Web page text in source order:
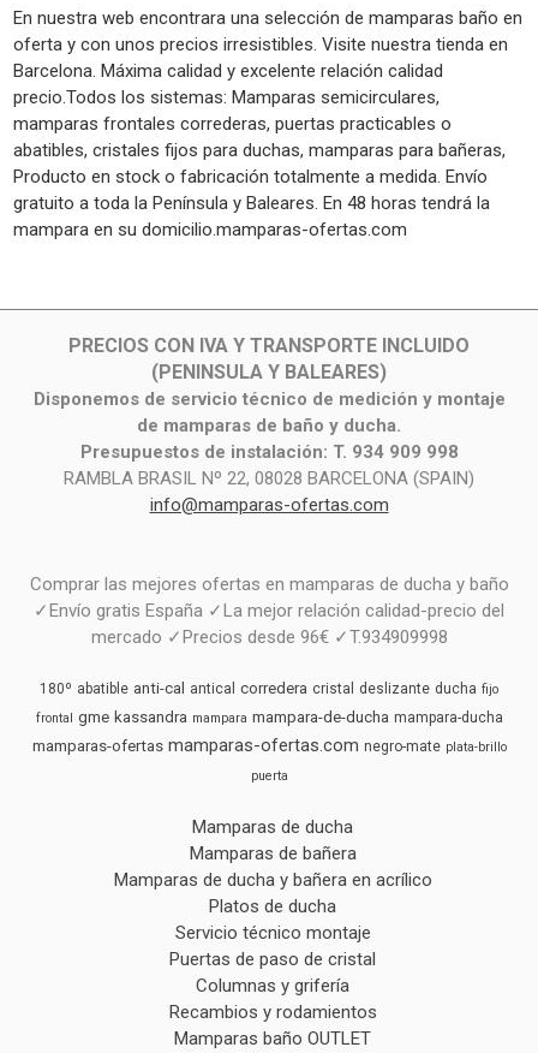
En nuestra web encontrara una selección de mamparas baño en
oferta y con unos precios irresistibles. Visite nuestra tienda en
Barcelona. Máxima calidad y excelente relación calidad
precio.Todos los sistemas: Mamparas semicirculares,
mamparas frontales correderas, puertas practicables o
abatibles, cristales fijos para duchas, mamparas para bañeras,
Producto en stock o fabricación totalmente a medida. Envío
gratuito a toda la Península y Baleares. En 48 horas tendrá la
mampara en su domicilio.mamparas-ofertas.com
PRECIOS CON IVA Y TRANSPORTE INCLUIDO
(PENINSULA Y BALEARES)
Disponemos de servicio técnico de medición y montaje
de mamparas de baño y ducha.
Presupuestos de instalación: T. 934 909 998
RAMBLA BRASIL Nº 22, 08028 BARCELONA (SPAIN)
info@mamparas-ofertas.com
Comprar las mejores ofertas en mamparas de ducha y baño
✓Envío gratis España ✓La mejor relación calidad-precio del
mercado ✓Precios desde 96€ ✓T.934909998
180º abatible anti-cal antical corredera cristal deslizante ducha fijo
frontal
gme kassandra mampara mampara-de-ducha mampara-ducha
mamparas-ofertas mamparas-ofertas.com negro-mate plata-brillo
puerta
Mamparas de ducha
Mamparas de bañera
Mamparas de ducha y bañera en acrílico
Platos de ducha
Servicio técnico montaje
Puertas de paso de cristal
Columnas y grifería
Recambios y rodamientos
Mamparas baño OUTLET